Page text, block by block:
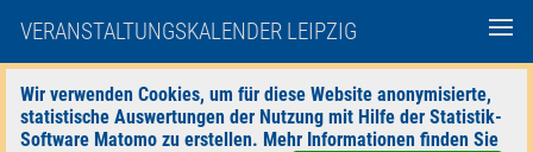
VERANSTALTUNGSKALENDER LEIPZIG
Wir verwenden Cookies, um für diese Website anonymisierte,
statistische Auswertungen der Nutzung mit Hilfe der Statistik-
Software Matomo zu erstellen. Mehr Informationen finden Sie